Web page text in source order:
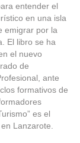
entender el
en una isla
emigrar por la
El libro se ha
el nuevo
de
ante
formativos de
es el
Lanzarote.